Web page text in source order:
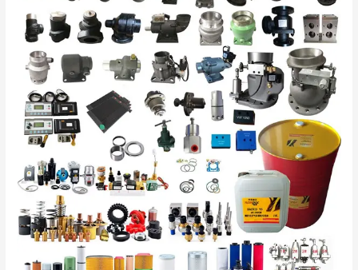
Hava
Kompresörünün
Performansını
Artırın